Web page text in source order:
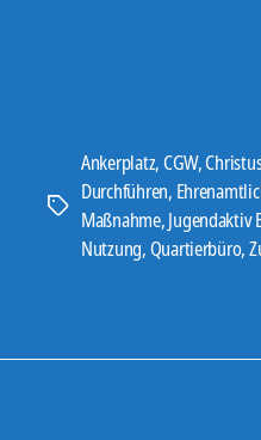
Schlagwörter
Ankerplatz,CGW,
Durchführen,
Maßnahme,Jugendaktiv
Nutzung,Quartierbüro,